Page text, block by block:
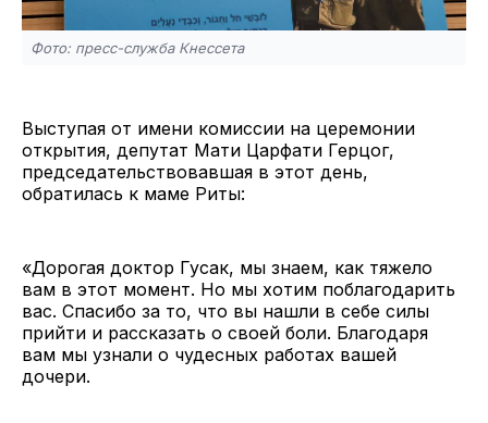
Фото: пресс-служба Кнессета
Выступая от имени комиссии на церемонии
открытия, депутат Мати Царфати Герцог,
председательствовавшая в этот день,
обратилась к маме Риты:
«Дорогая доктор Гусак, мы знаем, как тяжело
вам в этот момент. Но мы хотим поблагодарить
вас. Спасибо за то, что вы нашли в себе силы
прийти и рассказать о своей боли. Благодаря
вам мы узнали о чудесных работах вашей
дочери.